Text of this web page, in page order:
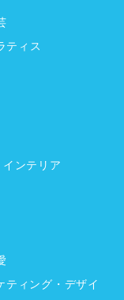
ティス
ンテリア
ティング・デザイ